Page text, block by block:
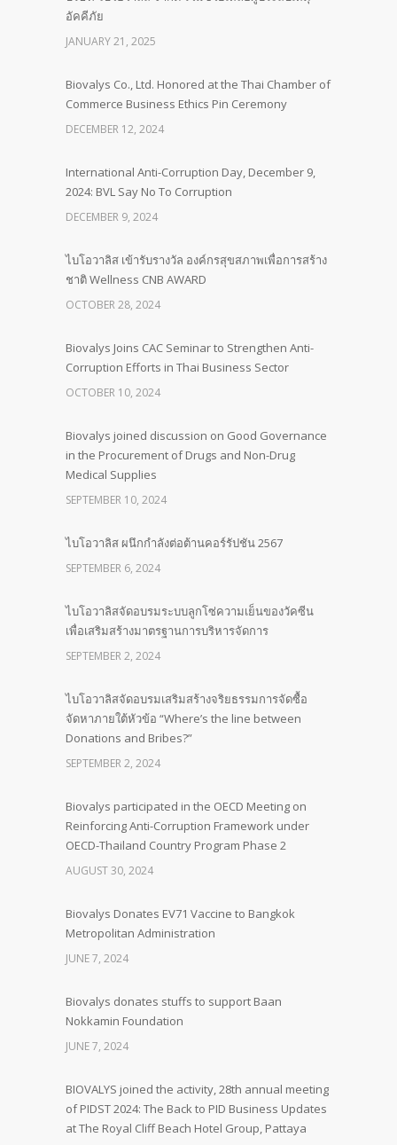
อัคคีภัย
JANUARY 21, 2025
Biovalys Co., Ltd. Honored at the Thai Chamber of
Commerce Business Ethics Pin Ceremony
DECEMBER 12, 2024
International Anti-Corruption Day, December 9,
2024: BVL Say No To Corruption
DECEMBER 9, 2024
ไบโอวาลิส เข้ารับรางวัล องค์กรสุขสภาพเพื่อการสร้าง
ชาติ Wellness CNB AWARD
OCTOBER 28, 2024
Biovalys Joins CAC Seminar to Strengthen Anti-
Corruption Efforts in Thai Business Sector
OCTOBER 10, 2024
Biovalys joined discussion on Good Governance
in the Procurement of Drugs and Non-Drug
Medical Supplies
SEPTEMBER 10, 2024
ไบโอวาลิส ผนึกกำลังต่อต้านคอร์รัปชัน 2567
SEPTEMBER 6, 2024
ไบโอวาลิสจัดอบรมระบบลูกโซ่ความเย็นของวัคซีน
เพื่อเสริมสร้างมาตรฐานการบริหารจัดการ
SEPTEMBER 2, 2024
ไบโอวาลิสจัดอบรมเสริมสร้างจริยธรรมการจัดซื้อ
จัดหาภายใต้หัวข้อ “Where’s the line between
Donations and Bribes?”
SEPTEMBER 2, 2024
Biovalys participated in the OECD Meeting on
Reinforcing Anti-Corruption Framework under
OECD-Thailand Country Program Phase 2
AUGUST 30, 2024
Biovalys Donates EV71 Vaccine to Bangkok
Metropolitan Administration
JUNE 7, 2024
Biovalys donates stuffs to support Baan
Nokkamin Foundation
JUNE 7, 2024
BIOVALYS joined the activity, 28th annual meeting
of PIDST 2024: The Back to PID Business Updates
at The Royal Cliff Beach Hotel Group, Pattaya